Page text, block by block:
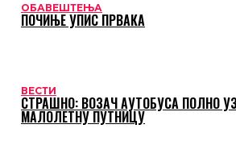
ОБАВЕШТЕЊА
ПОЧИЊЕ УПИС ПРВАКА
ВЕСТИ
СТРАШНО: ВОЗАЧ АУТОБУСА ПОЛНО
МАЛОЛЕТНУ ПУТНИЦУ